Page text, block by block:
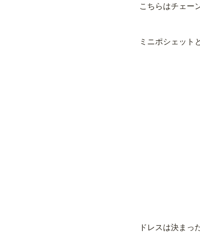
こちらはチェー
ミニポシェット
ドレスは決まっ